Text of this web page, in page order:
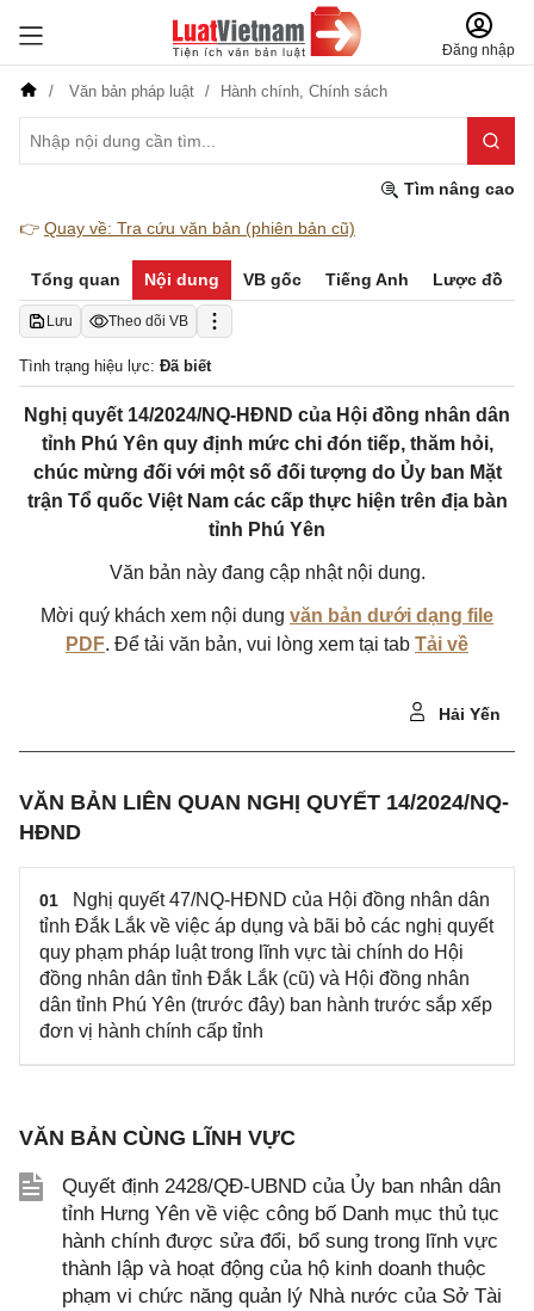
Đăng nhập
Văn bản pháp luật Hành chính, Chính sách
Tìm nâng cao
👉 Quay về: Tra cứu văn bản (phiên bản cũ)
Tổng quan Nội dung VB gốc Tiếng Anh Lược đồ
Lưu Theo dõi VB
Tình trạng hiệu lực: Đã biết
Nghị quyết 14/2024/NQ-HĐND của Hội đồng nhân dân
tỉnh Phú Yên quy định mức chi đón tiếp, thăm hỏi,
chúc mừng đối với một số đối tượng do Ủy ban Mặt
trận Tổ quốc Việt Nam các cấp thực hiện trên địa bàn
tỉnh Phú Yên
Văn bản này đang cập nhật nội dung.
Mời quý khách xem nội dung văn bản dưới dạng file
PDF. Để tải văn bản, vui lòng xem tại tab Tải về
Hải Yến
VĂN BẢN LIÊN QUAN NGHỊ QUYẾT 14/2024/NQ-
HĐND
01
Nghị quyết 47/NQ-HĐND của Hội đồng nhân dân
tỉnh Đắk Lắk về việc áp dụng và bãi bỏ các nghị quyết
quy phạm pháp luật trong lĩnh vực tài chính do Hội
đồng nhân dân tỉnh Đắk Lắk (cũ) và Hội đồng nhân
dân tỉnh Phú Yên (trước đây) ban hành trước sắp xếp
đơn vị hành chính cấp tỉnh
VĂN BẢN CÙNG LĨNH VỰC
Quyết định 2428/QĐ-UBND của Ủy ban nhân dân
tỉnh Hưng Yên về việc công bố Danh mục thủ tục
hành chính được sửa đổi, bổ sung trong lĩnh vực
thành lập và hoạt động của hộ kinh doanh thuộc
phạm vi chức năng quản lý Nhà nước của Sở Tài